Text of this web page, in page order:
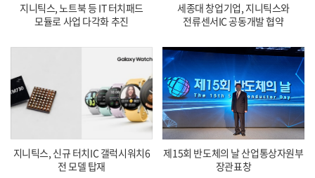
지니틱스, 노트북 등 IT 터치패드
모듈로 사업 다각화 추진
세종대 창업기업, 지니틱스와
전류센서IC 공동개발 협약
지니틱스, 신규 터치IC 갤럭시워치6
전 모델 탑재
제15회 반도체의 날 산업통상자원부
장관표창